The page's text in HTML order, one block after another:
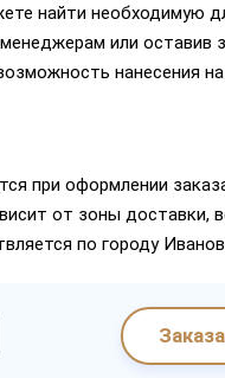
найти необходимую
или оставив
нанесения
при оформлении
от зоны доставки,
по городу